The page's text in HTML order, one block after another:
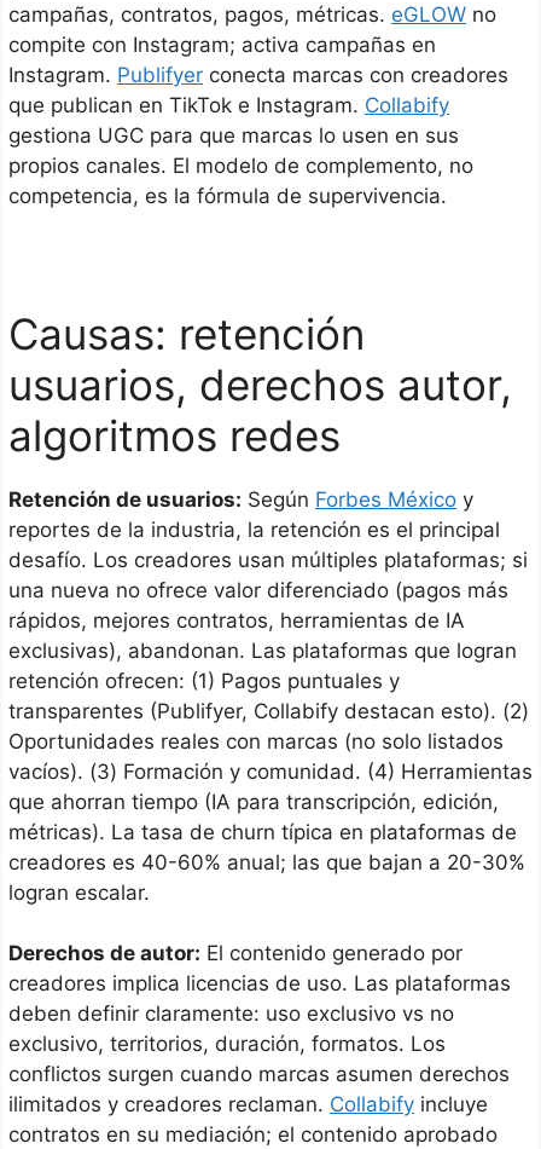
campañas, contratos, pagos, métricas. eGLOW no
compite con Instagram; activa campañas en
Instagram. Publifyer conecta marcas con creadores
que publican en TikTok e Instagram. Collabify
gestiona UGC para que marcas lo usen en sus
propios canales. El modelo de complemento, no
competencia, es la fórmula de supervivencia.
Causas: retención
usuarios, derechos autor,
algoritmos redes
Retención de usuarios: Según Forbes México y
reportes de la industria, la retención es el principal
desafío. Los creadores usan múltiples plataformas; si
una nueva no ofrece valor diferenciado (pagos más
rápidos, mejores contratos, herramientas de IA
exclusivas), abandonan. Las plataformas que logran
retención ofrecen: (1) Pagos puntuales y
transparentes (Publifyer, Collabify destacan esto). (2)
Oportunidades reales con marcas (no solo listados
vacíos). (3) Formación y comunidad. (4) Herramientas
que ahorran tiempo (IA para transcripción, edición,
métricas). La tasa de churn típica en plataformas de
creadores es 40-60% anual; las que bajan a 20-30%
logran escalar.
Derechos de autor: El contenido generado por
creadores implica licencias de uso. Las plataformas
deben definir claramente: uso exclusivo vs no
exclusivo, territorios, duración, formatos. Los
conflictos surgen cuando marcas asumen derechos
ilimitados y creadores reclaman. Collabify incluye
contratos en su mediación; el contenido aprobado